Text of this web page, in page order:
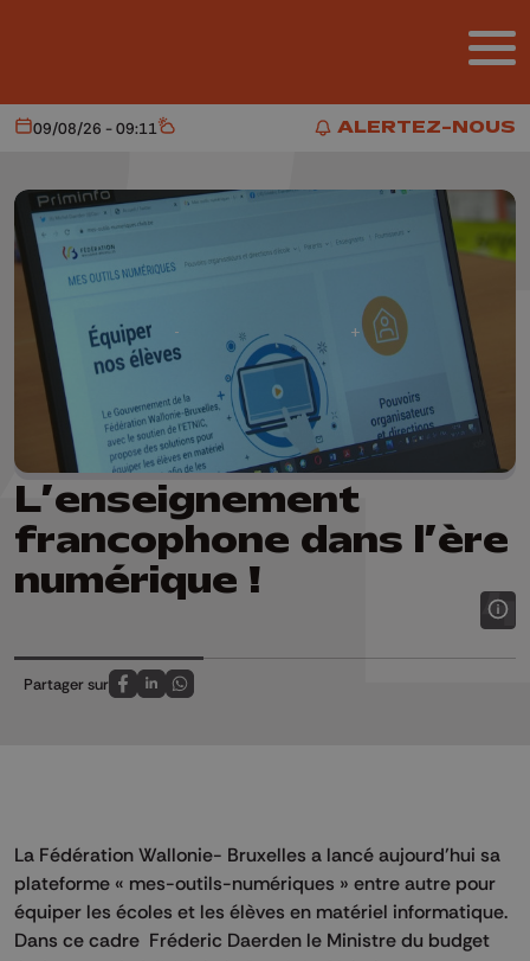
ALERTEZ-NOUS
ALERTEZ-NOUS
Aujourd'hui
09/08/26 - 09:11 Météo
L’enseignement
francophone dans l’ère
numérique !
Partager sur
Partagez sur FaceBook
Partagez sur LinkedIn
Partagez sur Whatsapp
La Fédération Wallonie- Bruxelles a lancé aujourd’hui sa
plateforme « mes-outils-numériques » entre autre pour
équiper les écoles et les élèves en matériel informatique.
Dans ce cadre Fréderic Daerden le Ministre du budget